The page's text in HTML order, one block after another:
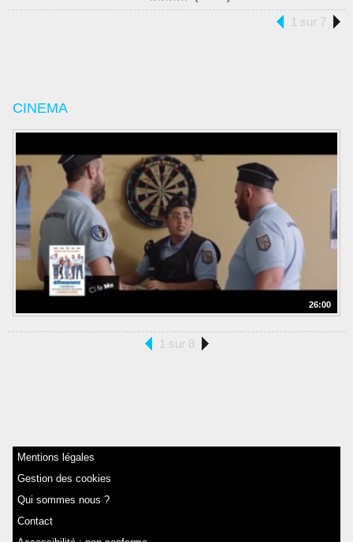
1 sur 7
CINEMA
26:00
1 sur 8
Mentions légales
Gestion des cookies
Qui sommes nous ?
Contact